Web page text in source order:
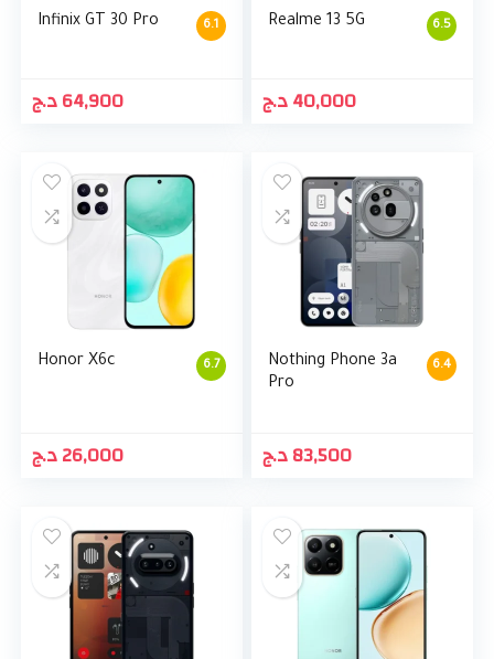
6.1
Infinix GT 30 Pro
64,900د.ج
6.5
Realme 13 5G
40,000د.ج
6.7
Honor X6c
26,000د.ج
6.4
Nothing Phone 3a
Pro
83,500د.ج